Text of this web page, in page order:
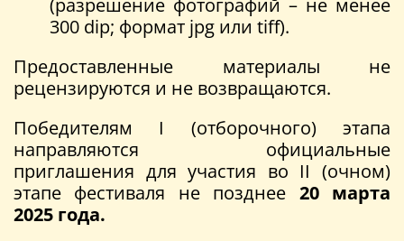
(разрешение фотографий – не менее
300 dip; формат jpg или tiff).
Предоставленные материалы не
рецензируются и не возвращаются.
Победителям I (отборочного) этапа
направляются официальные
приглашения для участия во II (очном)
этапе фестиваля не позднее 20 марта
2025 года.